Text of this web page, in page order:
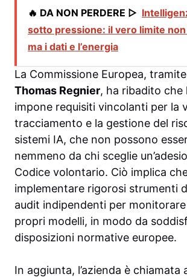
🔥 DA NON PERDERE ▷
sotto pressione: il vero limite
ma i dati e l’energia
La Commissione Europea,
Thomas Regnier, ha ribadito che
impone requisiti vincolanti per la
tracciamento e la gestione del
sistemi IA, che non possono
nemmeno da chi sceglie
Codice volontario. Ciò implica
implementare rigorosi strumenti
audit indipendenti per
propri modelli, in modo da
disposizioni normative europee.
In aggiunta, l’azienda è chiamata